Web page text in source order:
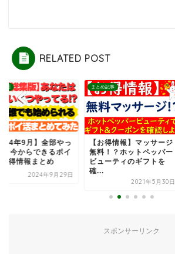
RELATED POST
圏
年9月】全部やっ
？今からできるポイ
得情報まとめ
2024年9月29日
まとめ記事
【お得情報】マッサージ
無料！？ホットペッパー
ビューティのギフトを
確...
2021年5月30日
スポンサーリンク